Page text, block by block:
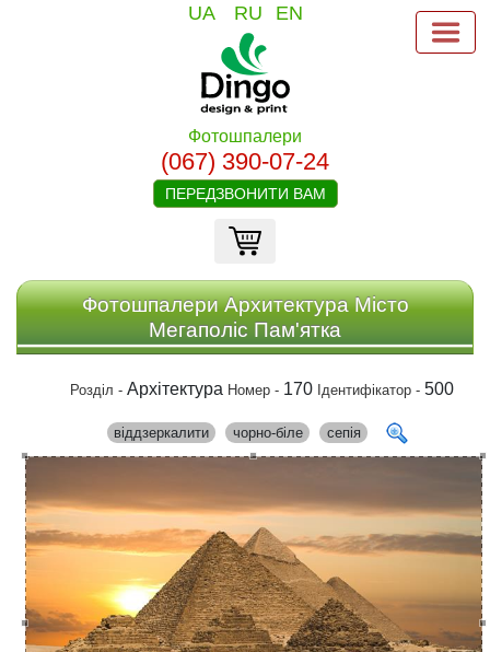
UA RU EN
Фотошпалери
(067) 390-07-24
ПЕРЕДЗВОНИТИ ВАМ
Фотошпалери Архитектура Місто
Мегаполіс Пам'ятка
Розділ -Архітектура Номер - 170 Ідентифікатор -500
віддзеркалити чорно-біле сепія